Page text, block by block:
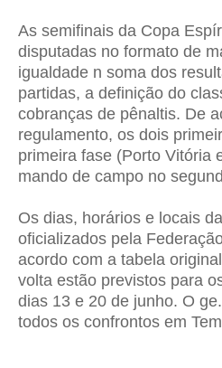
As semifinais da Copa
disputadas no formato de
igualdade n soma dos
partidas, a definição do
cobranças de pênaltis. De
regulamento, os dois
primeira fase (Porto Vitória
mando de campo no
Os dias, horários e locais
oficializados pela
acordo com a tabela
volta estão previstos para
dias 13 e 20 de junho. O
todos os confrontos em